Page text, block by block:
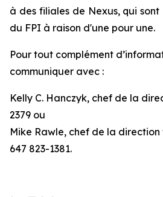
à des filiales de Nexus, qui
du FPI à raison d'une pour une.
Pour tout complément
communiquer avec :
Kelly C. Hanczyk, chef de la
2379 ou
Mike Rawle, chef de la
647 823-1381.